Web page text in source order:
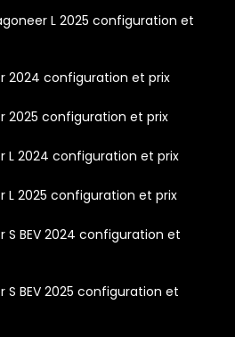
L 2025 configuration et
2024 configuration et prix
2025 configuration et prix
L 2024 configuration et prix
L 2025 configuration et prix
S BEV 2024 configuration et
BEV 2025 configuration et